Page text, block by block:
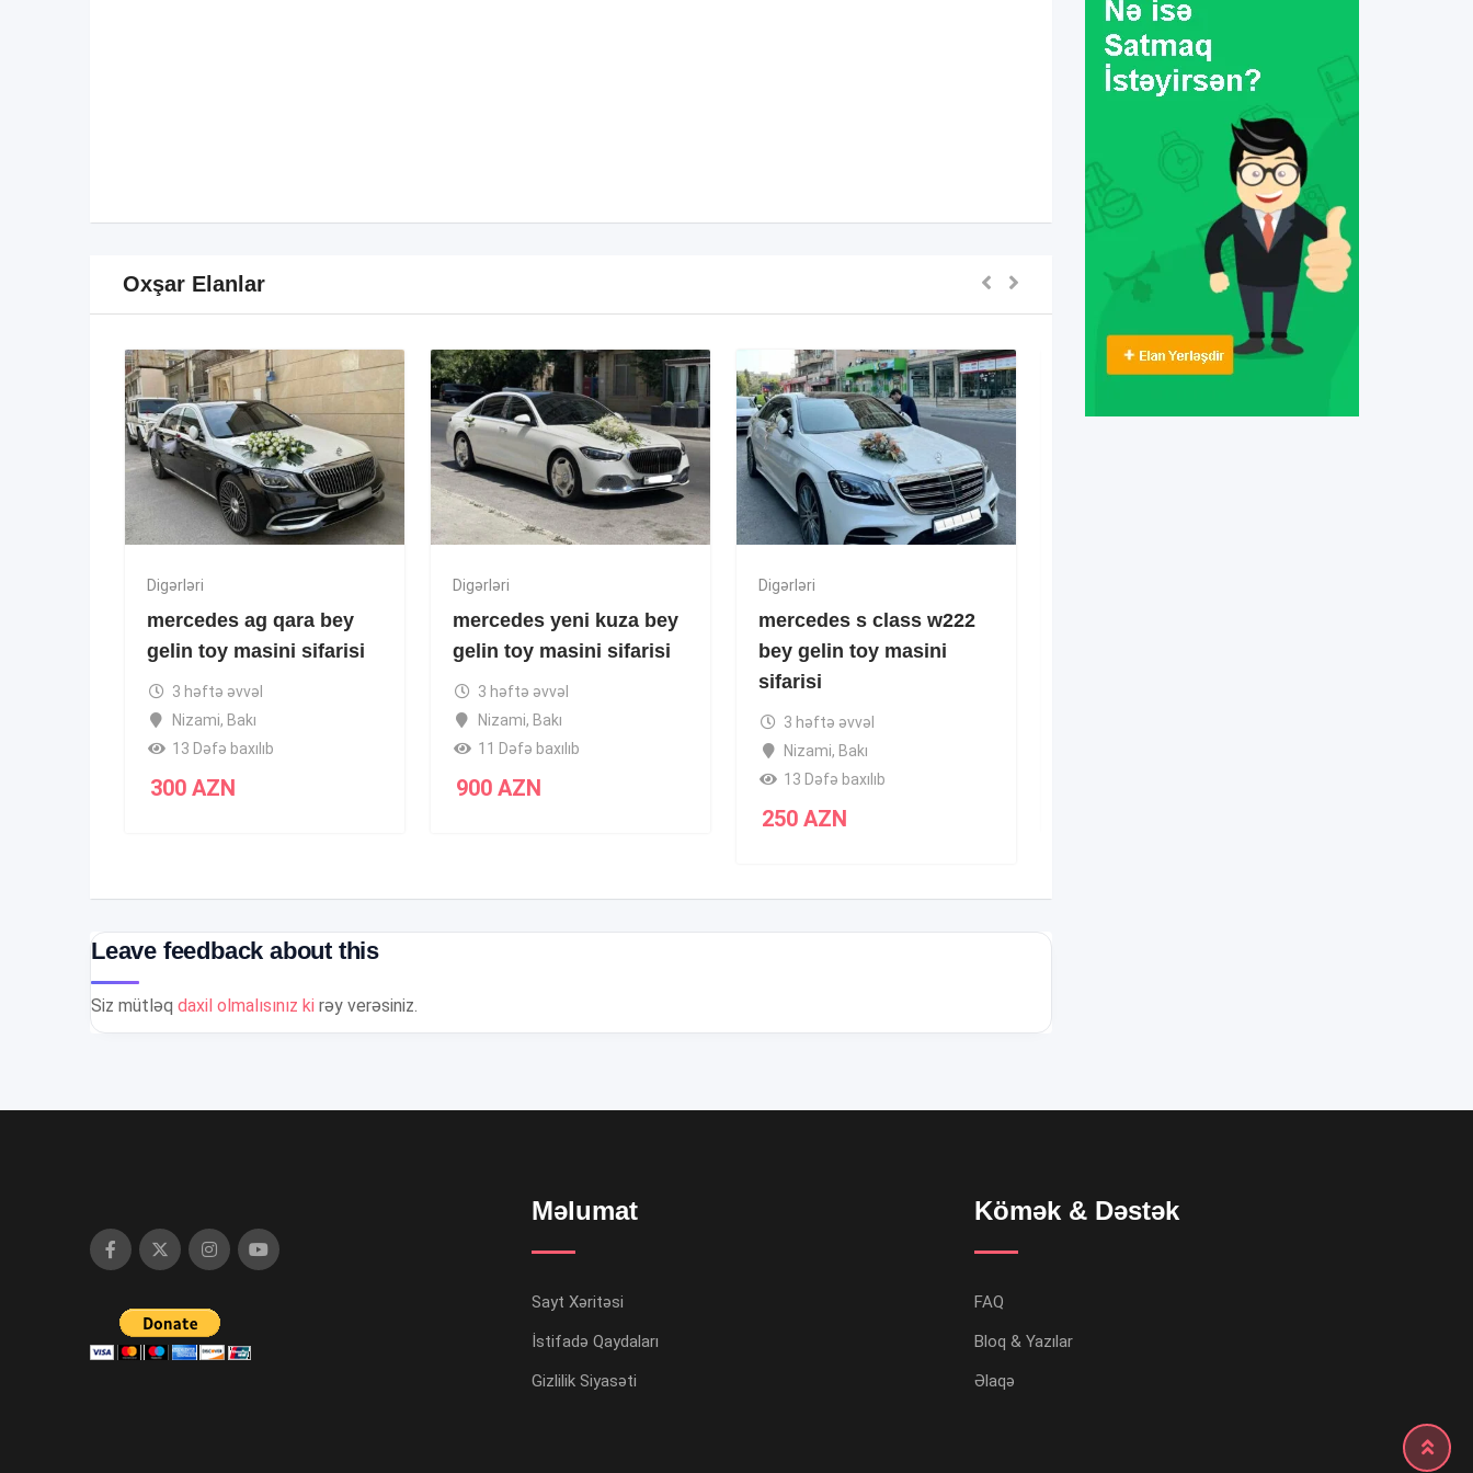
Oxşar Elanlar
Digərləri
mercedes ag qara bey
gelin toy masini sifarisi
3 həftə əvvəl
Nizami, Bakı
13 Dəfə baxılıb
300 AZN
Digərləri
mercedes yeni kuza bey
gelin toy masini sifarisi
3 həftə əvvəl
Nizami, Bakı
11 Dəfə baxılıb
900AZN
Digərləri
mercedes s class w222
bey gelin toy masini
sifarisi
3 həftə əvvəl
Nizami, Bakı
13 Dəfə baxılıb
250AZN
Leave feedback about this
Siz mütləq daxil olmalısınız ki rəy verəsiniz.
Məlumat
Sayt Xəritəsi
İstifadə Qaydaları
Gizlilik Siyasəti
Kömək & Dəstək
FAQ
Bloq & Yazılar
Əlaqə